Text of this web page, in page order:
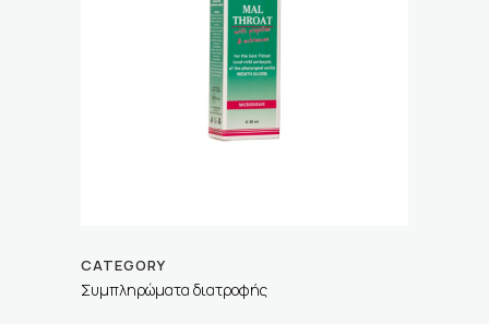
CATEGORY
Συμπληρώματα διατροφής